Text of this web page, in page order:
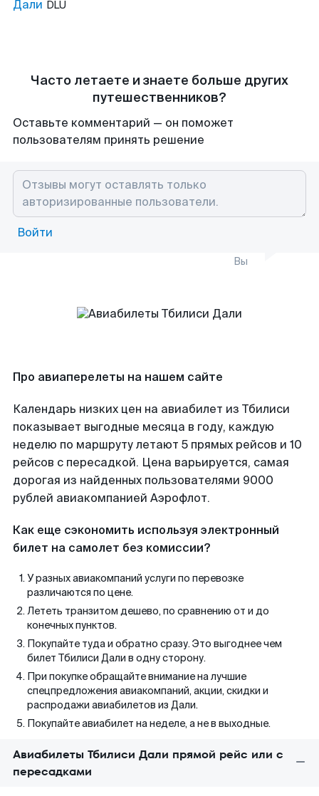
Дали DLU
Часто летаете и знаете больше других
путешественников?
Оставьте комментарий — он поможет
пользователям принять решение
Войти
Вы
Про авиаперелеты на нашем сайте
Календарь низких цен на авиабилет из Тбилиси
показывает выгодные месяца в году, каждую
неделю по маршруту летают 5 прямых рейсов и 10
рейсов с пересадкой. Цена варьируется, самая
дорогая из найденных пользователями 9000
рублей авиакомпанией Аэрофлот.
Как еще сэкономить используя электронный
билет на самолет без комиссии?
У разных авиакомпаний услуги по перевозке
различаются по цене.
Лететь транзитом дешево, по сравнению от и до
конечных пунктов.
Покупайте туда и обратно сразу. Это выгоднее чем
билет Тбилиси Дали в одну сторону.
При покупке обращайте внимание на лучшие
спецпредложения авиакомпаний, акции, скидки и
распродажи авиабилетов из Дали.
Покупайте авиабилет на неделе, а не в выходные.
Авиабилеты Тбилиси Дали прямой рейс или с
пересадками